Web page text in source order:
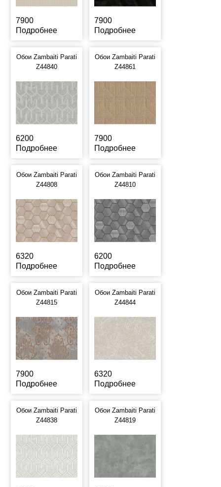
7900
Подробнее
7900
Подробнее
Обои Zambaiti Parati
Z44840
6200
Подробнее
Обои Zambaiti Parati
Z44861
7900
Подробнее
Обои Zambaiti Parati
Z44808
6320
Подробнее
Обои Zambaiti Parati
Z44810
6200
Подробнее
Обои Zambaiti Parati
Z44815
7900
Подробнее
Обои Zambaiti Parati
Z44844
6320
Подробнее
Обои Zambaiti Parati
Z44838
Обои Zambaiti Parati
Z44819